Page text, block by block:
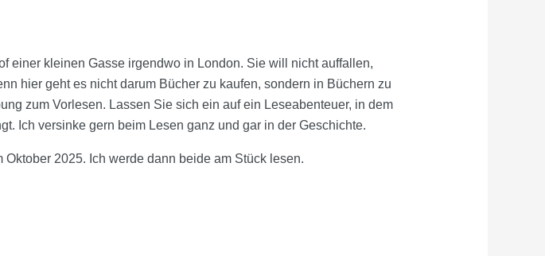
einer kleinen Gasse irgendwo in London. Sie will nicht auffallen,
hier geht es nicht darum Bücher zu kaufen, sondern in Büchern zu
zum Vorlesen. Lassen Sie sich ein auf ein Leseabenteuer, in dem
Ich versinke gern beim Lesen ganz und gar in der Geschichte.
Oktober 2025. Ich werde dann beide am Stück lesen.